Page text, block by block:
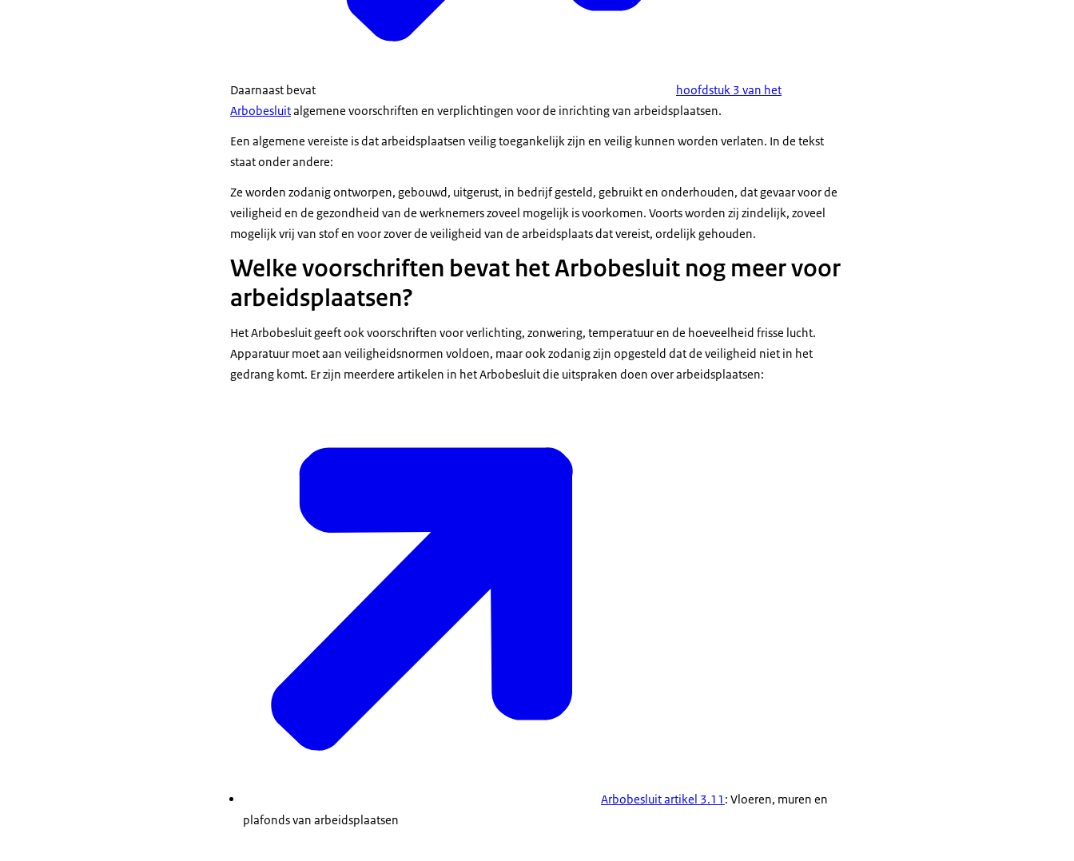
Daarnaast bevat
hoofdstuk 3 van het
Arbobesluitalgemene voorschriften en verplichtingen voor de inrichting van arbeidsplaatsen.
Een algemene vereiste is dat arbeidsplaatsen veilig toegankelijk zijn en veilig kunnen worden verlaten. In de tekst
staat onder andere:
Ze worden zodanig ontworpen, gebouwd, uitgerust, in bedrijf gesteld, gebruikt en onderhouden, dat gevaar voor de
veiligheid en de gezondheid van de werknemers zoveel mogelijk is voorkomen. Voorts worden zij zindelijk, zoveel
mogelijk vrij van stof en voor zover de veiligheid van de arbeidsplaats dat vereist, ordelijk gehouden.
Welke voorschriften bevat het Arbobesluit nog meer voor
arbeidsplaatsen?
Het Arbobesluit geeft ook voorschriften voor verlichting, zonwering, temperatuur en de hoeveelheid frisse lucht.
Apparatuur moet aan veiligheidsnormen voldoen, maar ook zodanig zijn opgesteld dat de veiligheid niet in het
gedrang komt. Er zijn meerdere artikelen in het Arbobesluit die uitspraken doen over arbeidsplaatsen:
Arbobesluit artikel 3.11 : Vloeren, muren en
plafonds van arbeidsplaatsen